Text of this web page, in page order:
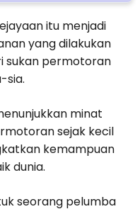
itu menjadi
yang dilakukan
sukan permotoran
sia.
minat
sejak kecil
kemampuan
dunia.
seorang pelumba